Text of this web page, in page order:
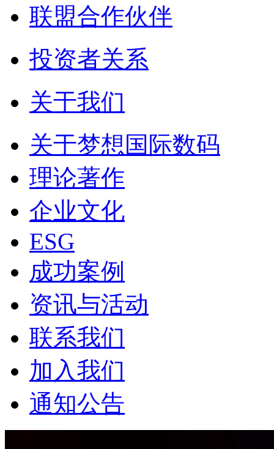
联盟合作伙伴
投资者关系
关于我们
关于梦想国际数码
理论著作
企业文化
ESG
成功案例
资讯与活动
联系我们
加入我们
通知公告